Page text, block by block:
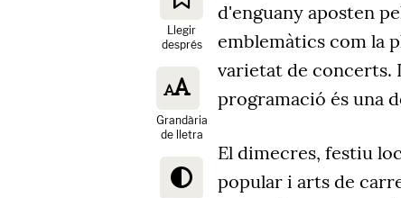
Llegir
després
Grandària
de lletra
d'enguany aposten
emblemàtics com la
varietat de concerts.
programació és una
El dimecres, festiu
popular i arts de